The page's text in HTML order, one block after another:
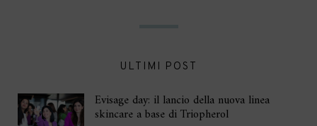
ULTIMI POST
Evisage day: il lancio della nuova linea
skincare a base di Triopherol